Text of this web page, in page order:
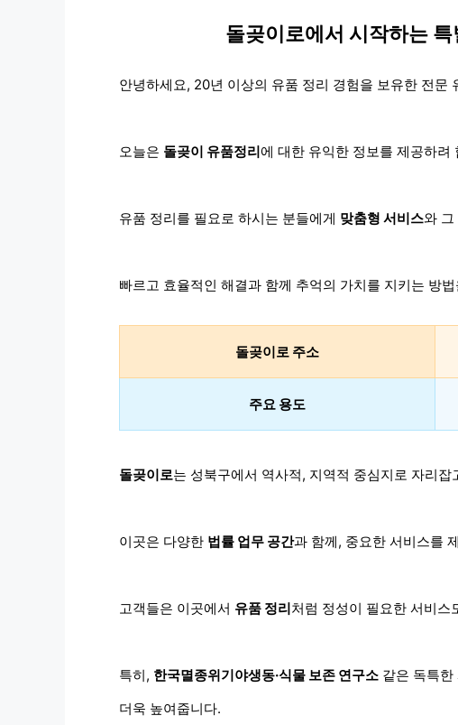
돌곶이로에서 시작하는
안녕하세요, 20년 이상의 유품 정리 경험을 보유한 전문
오늘은 돌곶이 유품정리에 대한 유익한 정보를 제공하려
유품 정리를 필요로 하시는 분들에게 맞춤형 서비스와 그
빠르고 효율적인 해결과 함께 추억의 가치를 지키는 방
돌곶이로 주소
주요 용도
돌곶이로는 성북구에서 역사적, 지역적 중심지로 자리잡
이곳은 다양한 법률 업무 공간과 함께, 중요한 서비스를
고객들은 이곳에서 유품 정리처럼 정성이 필요한 서비스
특히, 한국멸종위기야생동·식물 보존 연구소 같은 독특
더욱 높여줍니다.